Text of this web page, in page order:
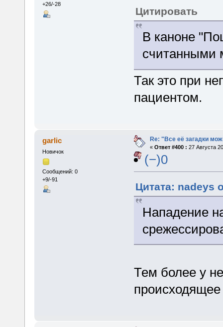
+26/-28
Цитировать
В каноне
считанными
Так это при
пациентом.
garlic
Новичок
Сообщений: 0
+9/-91
Re: "Все её загадки
« Ответ #400 : 27 Августа
(−)0
Цитата: nadeys
Нападение
Тем более у